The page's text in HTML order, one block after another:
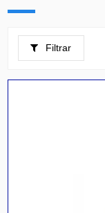
Filtrar